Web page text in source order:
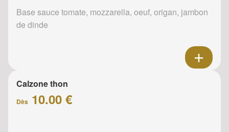
Base sauce tomate, mozzarella, oeuf, origan, jambon
de dinde
Calzone thon
Dès 10.00 €